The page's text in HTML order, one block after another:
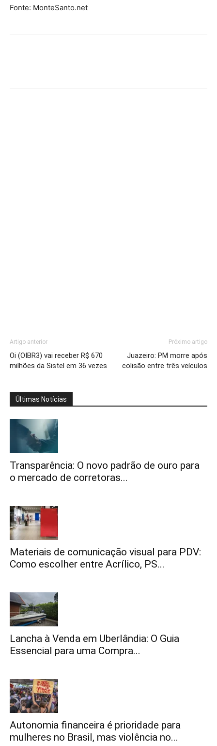
Fonte: MonteSanto.net
Artigo anterior
Oi (OIBR3) vai receber R$ 670
milhões da Sistel em 36 vezes
Próximo artigo
Juazeiro: PM morre após
colisão entre três veículos
Últimas Notícias
Transparência: O novo padrão de ouro para
o mercado de corretoras...
Materiais de comunicação visual para PDV:
Como escolher entre Acrílico, PS...
Lancha à Venda em Uberlândia: O Guia
Essencial para uma Compra...
Autonomia financeira é prioridade para
mulheres no Brasil, mas violência no...